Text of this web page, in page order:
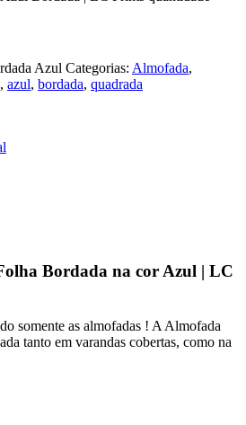
Azul Categorias: Almofada,
, azul, bordada, quadrada
Bordada na cor Azul | LC
somente as almofadas ! A Almofada
tanto em varandas cobertas, como na